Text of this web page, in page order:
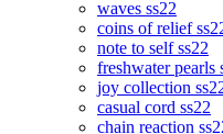
waves ss22
coins of relief
note to self ss22
freshwater pearls
joy collection
casual cord ss22
chain reaction